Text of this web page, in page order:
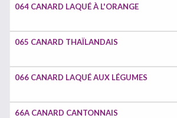
064 CANARD LAQUÉ À L'ORANGE
065 CANARD THAÏLANDAIS
066 CANARD LAQUÉ AUX LÉGUMES
66A CANARD CANTONNAIS